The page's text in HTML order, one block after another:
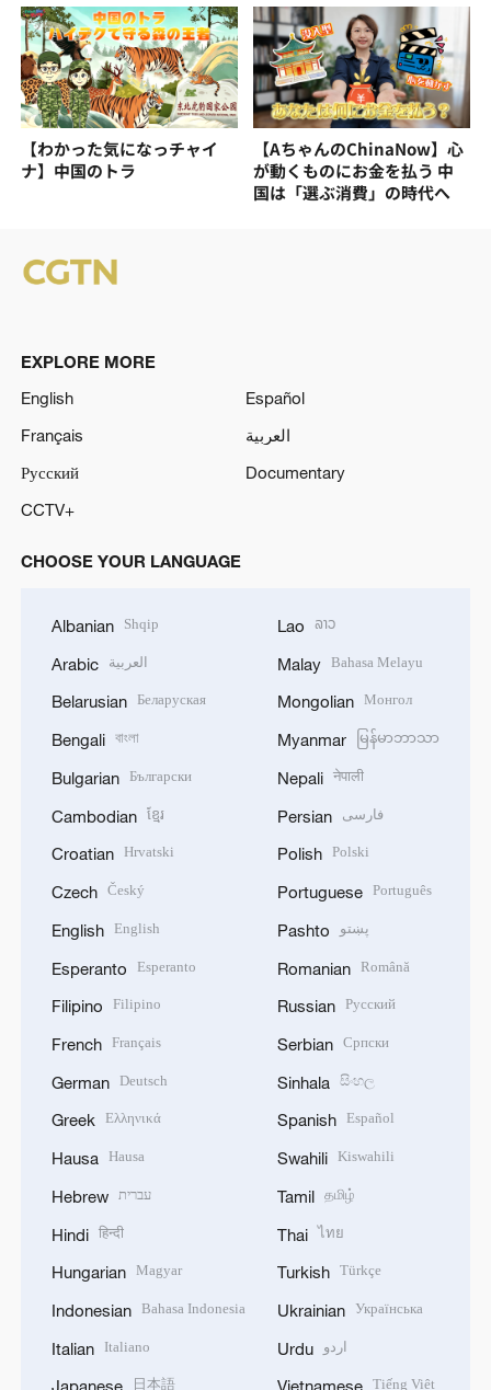
【わかった気になっチャイ
ナ】中国のトラ
【AちゃんのChinaNow】心
が動くものにお金を払う 中
国は「選ぶ消費」の時代へ
EXPLORE MORE
English
Español
Français
العربية
Русский
Documentary
CCTV+
CHOOSE YOUR LANGUAGE
Albanian Shqip
Arabic العربية
Belarusian Беларуская
Bengali বাংলা
Bulgarian Български
Cambodian ខ្មែរ
Croatian Hrvatski
Czech Český
English English
Esperanto Esperanto
Filipino Filipino
French Français
German Deutsch
Greek Ελληνικά
Hausa Hausa
Hebrew עברית
Hindi हिन्दी
Hungarian Magyar
Indonesian Bahasa Indonesia
Italian Italiano
日本語
Lao ລາວ
Malay Bahasa Melayu
Mongolian Монгол
Myanmar မြန်မာဘာသာ
Nepali नेपाली
Persian فارسی
Polish Polski
Portuguese Português
Pashto پښتو
Romanian Română
Russian Русский
Serbian Српски
Sinhala සිංහල
Spanish Español
Swahili Kiswahili
Tamil தமிழ்
Thai ไทย
Turkish Türkçe
Ukrainian Українська
Urdu اردو
Tiếng Việt